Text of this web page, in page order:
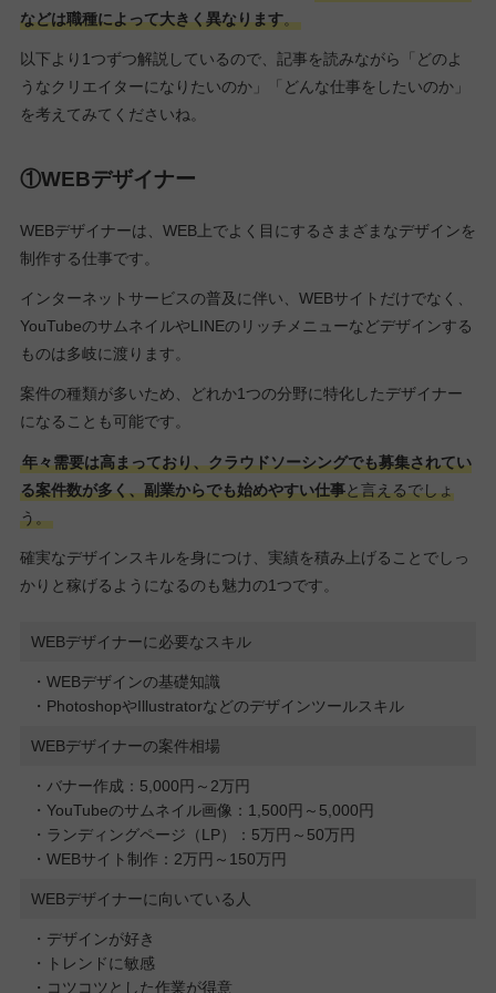
などは職種によって大きく異なります。
以下より1つずつ解説しているので、記事を読みながら「どのよ
うなクリエイターになりたいのか」「どんな仕事をしたいのか」
を考えてみてくださいね。
①WEBデザイナー
WEBデザイナーは、WEB上でよく目にするさまざまなデザインを
制作する仕事です。
インターネットサービスの普及に伴い、WEBサイトだけでなく、
YouTubeのサムネイルやLINEのリッチメニューなどデザインする
ものは多岐に渡ります。
案件の種類が多いため、どれか1つの分野に特化したデザイナー
になることも可能です。
年々需要は高まっており、クラウドソーシングでも募集されてい
る案件数が多く、副業からでも始めやすい仕事と言えるでしょ
う。
確実なデザインスキルを身につけ、実績を積み上げることでしっ
かりと稼げるようになるのも魅力の1つです。
WEBデザイナーに必要なスキル
・WEBデザインの基礎知識
・PhotoshopやIllustratorなどのデザインツールスキル
WEBデザイナーの案件相場
・バナー作成：5,000円～2万円
・YouTubeのサムネイル画像：1,500円～5,000円
・ランディングページ（LP）：5万円～50万円
・WEBサイト制作：2万円～150万円
WEBデザイナーに向いている人
・デザインが好き
・トレンドに敏感
・コツコツとした作業が得意